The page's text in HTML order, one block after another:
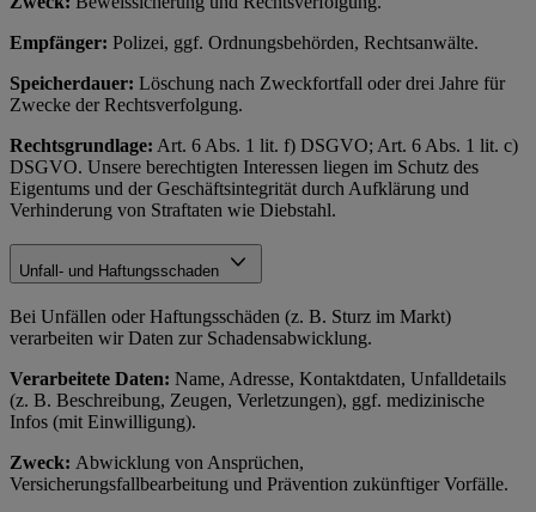
Empfänger: Polizei, ggf. Ordnungsbehörden, Rechtsanwälte.
Speicherdauer: Löschung nach Zweckfortfall oder drei Jahre für
Zwecke der Rechtsverfolgung.
Rechtsgrundlage: Art. 6 Abs. 1 lit. f) DSGVO; Art. 6 Abs. 1 lit. c)
DSGVO. Unsere berechtigten Interessen liegen im Schutz des
Eigentums und der Geschäftsintegrität durch Aufklärung und
Verhinderung von Straftaten wie Diebstahl.
Unfall- und Haftungsschaden
Bei Unfällen oder Haftungsschäden (z. B. Sturz im Markt)
verarbeiten wir Daten zur Schadensabwicklung.
Verarbeitete Daten: Name, Adresse, Kontaktdaten, Unfalldetails
(z. B. Beschreibung, Zeugen, Verletzungen), ggf. medizinische
Infos (mit Einwilligung).
Zweck: Abwicklung von Ansprüchen,
Versicherungsfallbearbeitung und Prävention zukünftiger Vorfälle.